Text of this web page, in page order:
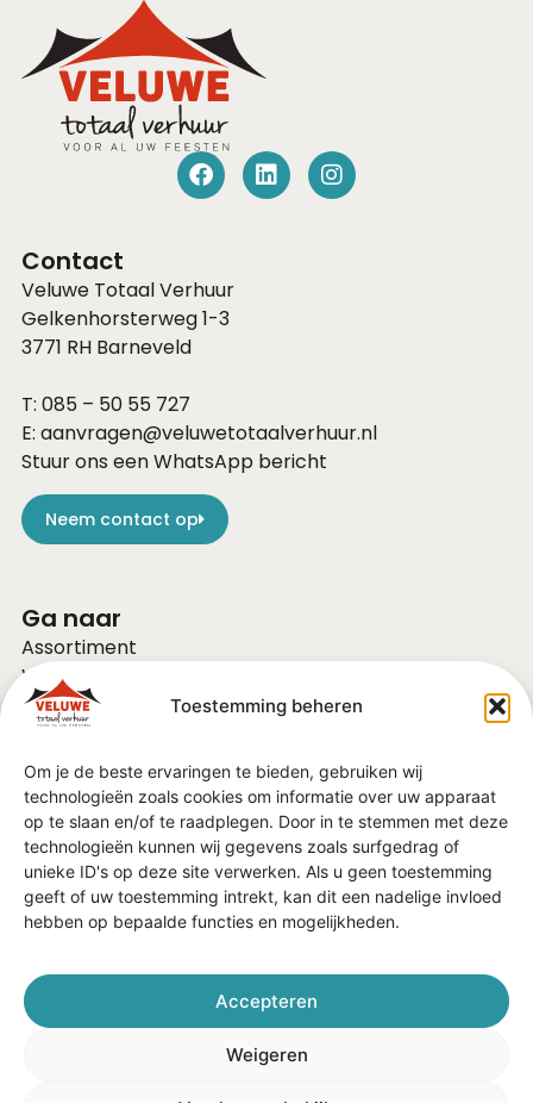
Toestemming beheren
Om je de beste ervaringen te bieden, gebruiken wij
technologieën zoals cookies om informatie over uw apparaat
op te slaan en/of te raadplegen. Door in te stemmen met deze
technologieën kunnen wij gegevens zoals surfgedrag of
unieke ID's op deze site verwerken. Als u geen toestemming
geeft of uw toestemming intrekt, kan dit een nadelige invloed
hebben op bepaalde functies en mogelijkheden.
Accepteren
Weigeren
Contact
Veluwe Totaal Verhuur
Gelkenhorsterweg 1-3
3771 RH Barneveld
T: 085 – 50 55 727
E: aanvragen@veluwetotaalverhuur.nl
Stuur ons een WhatsApp bericht
Neem contact op
Ga naar
Assortiment
Voor bedrijven
Over ons
Vacatures
FAQ
Contact
Vraag of advies?
Algemene Voorwaarden
In de regio
Ede
Veenendaal
Nijkerk